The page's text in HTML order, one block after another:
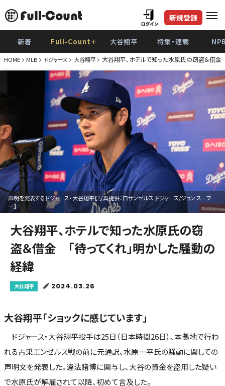
新規登録
新着 Full-Count＋ 大谷翔平 特集・連載
HOME MLB ドジャース 大谷翔平 大谷翔平、ホテルで知った水原氏の窃盗＆借金
声明を発表するドジャース・大谷翔平【写真提供：ロサンゼルス ドジャース/ジョン スーフ
ー】
大谷翔平、ホテルで知った水原氏の窃
盗＆借金 「待ってくれ」明かした騒動の
経緯
大谷翔平 2024.03.26
大谷翔平「ショックに感じています」
ドジャース・大谷翔平投手は25日（日本時間26日）、本拠地で行わ
れる古巣エンゼルス戦の前に元通訳、水原一平氏の騒動に関しての
声明文を発表した。違法賭博に関与し、大谷の資金を盗用した疑い
で水原氏が解雇されて以降、初めて言及した。